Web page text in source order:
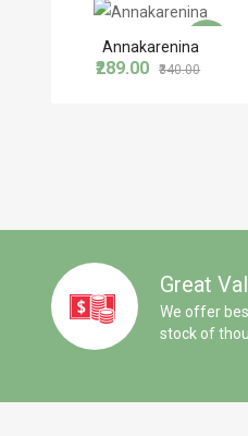
-15%
Annakarenina
₹289.00 ₹340.00
Great
We offer
stock of